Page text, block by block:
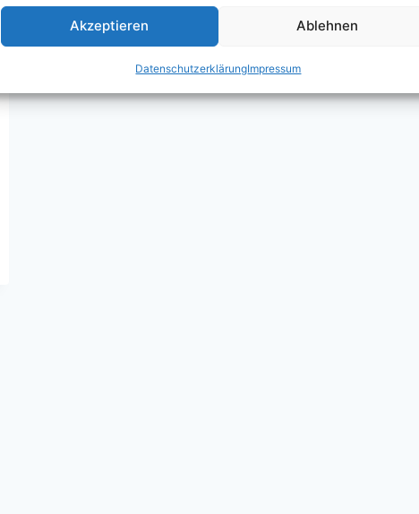
Akzeptieren Ablehnen
DatenschutzerklärungImpressum